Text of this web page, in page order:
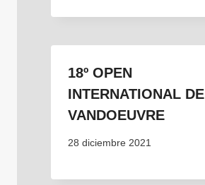
18º OPEN
INTERNATIONAL DE
VANDOEUVRE
28 diciembre 2021